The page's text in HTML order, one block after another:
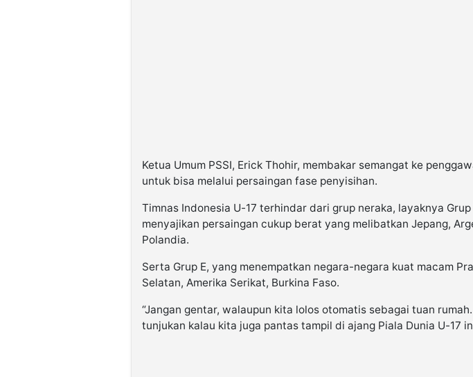
Ketua Umum PSSI, Erick Thohir, membakar semangat ke
untuk bisa melalui persaingan fase penyisihan.
Timnas Indonesia U-17 terhindar dari grup neraka, layaknya
menyajikan persaingan cukup berat yang melibatkan Jepang,
Polandia.
Serta Grup E, yang menempatkan negara-negara kuat macam
Selatan, Amerika Serikat, Burkina Faso.
“Jangan gentar, walaupun kita lolos otomatis sebagai tuan
tunjukan kalau kita juga pantas tampil di ajang Piala Dunia U-17